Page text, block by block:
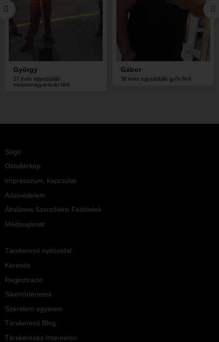
György
37 éves egyedülálló
mosonmagyaróvári férfi
Gábor
38 éves egyedülálló győri férfi
Súgó
Oldaltérkép
Impresszum, kapcsolat
Adatvédelem
Általános Szerződési Feltételek
Médiaajánlat
Társkereső nyitóoldal
Keresés
Regisztráció
Sikertörténetek
Szerelem egyetem
Társkereső Blog
Társkeresés Interneten